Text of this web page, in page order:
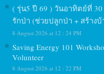
( รุ่น5 ปี 69 ) วันอาทิตย์ที่
รักป่า (ช่วยปลูกป่า + สร้าง
8 August 2026 at 12 : 24 PM
Saving Energy 101
Volunteer
8 August 2026 at 12 : 22 PM